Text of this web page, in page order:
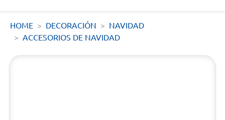
HOME DECORACIÓN
NAVIDAD
ACCESORIOS DE NAVIDAD